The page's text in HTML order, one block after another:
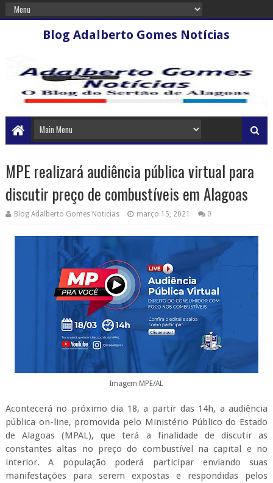
Blog Adalberto Gomes Notícias
MPE realizará audiência pública virtual para
discutir preço de combustíveis em Alagoas
Blog Adalberto Gomes Noticias março 15, 2021 0
Imagem MPE/AL
Acontecerá no próximo dia 18, a partir das 14h, a audiência
pública on-line, promovida pelo Ministério Público do Estado
de Alagoas (MPAL), que terá a finalidade de discutir as
constantes altas no preço do combustível na capital e no
interior. A população poderá participar enviando suas
manifestações para serem expostas e respondidas pelos